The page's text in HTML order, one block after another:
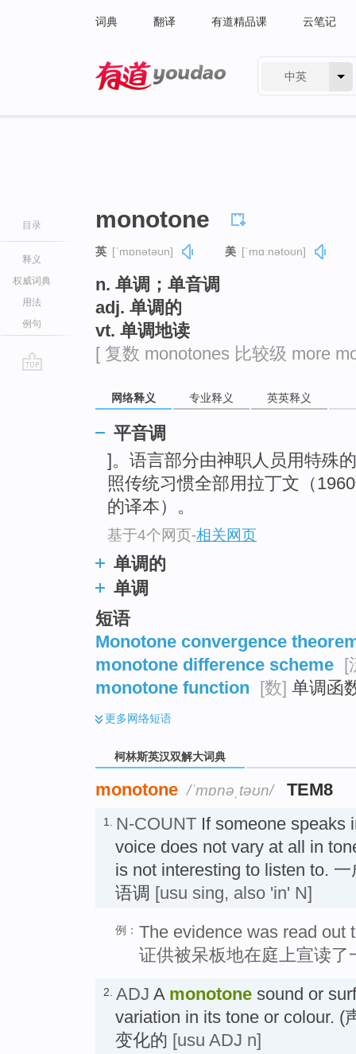
词典 翻译 有道精品课 云笔记
中英
目录
释义
权威词典
用法
例句
monotone
英 [ˈmɒnətəʊn] 美 [ˈmɑːnətoʊn]
n. 单调；单音调
adj. 单调的
vt. 单调地读
[ 复数 monotones 比较级 more
网络释义 专业释义 英英释义
平音调
]。语言部分由神职人员用特殊的
照传统习惯全部用拉丁文（
的译本）。
基于4个网页-相关网页
单调的
单调
短语
Monotone convergence
monotone difference scheme
[
monotone function
[数] 单调函
更多网络短语
柯林斯英汉双解大词典
monotone /ˈmɒnəˌtəʊn/ TEM8
1. N-COUNT If someone speaks
voice does not vary at all in
is not interesting to listen to.
语调 [usu sing, also 'in' N]
例： The evidence was read out
证供被呆板地在庭上宣读了
2. ADJ A monotone sound or
variation in its tone or colour. (
变化的 [usu ADJ n]